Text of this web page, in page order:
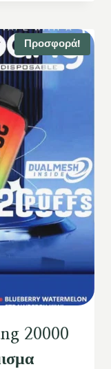
Προσφορά!
20000